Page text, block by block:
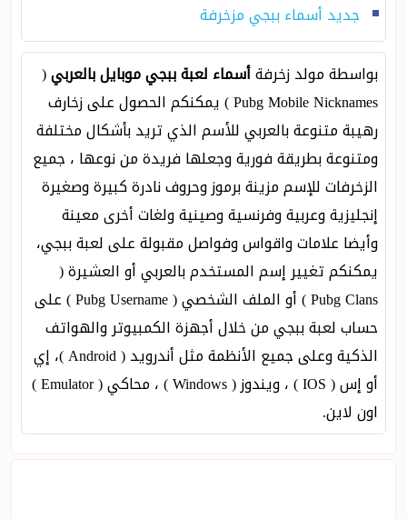
جديد أسماء ببجي مزخرفة
بواسطة مولد زخرفةأسماء لعبة ببجي موبايل بالعربي(
Pubg Mobile Nicknames ) يمكنكم الحصول على زخارف
رهيبة متنوعة بالعربي للأسم الذي تريد بأشكال مختلفة
ومتنوعة بطريقة فورية وجعلها فريدة من نوعها ، جميع
الزخرفات للإسم مزينة برموز وحروف نادرة كبيرة وصغيرة
إنجليزية وعربية وفرنسية وصينية ولغات أخرى معينة
وأيضا علامات واقواس وفواصل مقبولة على لعبة ببجي،
يمكنكم تغيير إسم المستخدم بالعربي أو العشيرة (
Pubg Clans ) أو الملف الشخصي ( Pubg Username ) على
حساب لعبة ببجي من خلال أجهزة الكمبيوتر والهواتف
الذكية وعلى جميع الأنظمة مثل أندرويد ( Android )، إي
أو إس ( IOS ) ، ويندوز ( Windows ) ، محاكي ( Emulator )
اون لاين.